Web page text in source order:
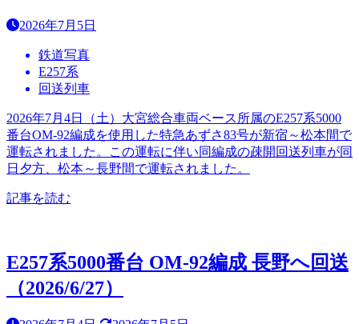
2026年7月5日
鉄道写真
E257系
回送列車
2026年7月4日（土）大宮総合車両ベース所属のE257系5000
番台OM-92編成を使用した特急あずさ83号が新宿～松本間で
運転されました。この運転に伴い同編成の疎開回送列車が同
日夕方、松本～長野間で運転されました。
記事を読む
E257系5000番台 OM-92編成 長野へ回送
（2026/6/27）